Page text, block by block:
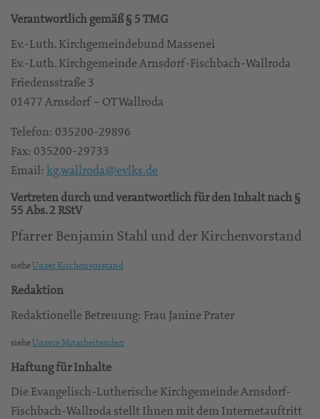
Verantwortlich gemäß § 5 TMG
Ev.-Luth. Kirchgemeindebund Massenei
Ev.-Luth. Kirchgemeinde Arnsdorf-Fischbach-Wallroda
Friedensstraße 3
01477 Arnsdorf – OT Wallroda
Telefon: 035200-29896
Fax: 035200-29733
Email: kg.wallroda@evlks.de
Vertreten durch und verantwortlich für den Inhalt nach §
55 Abs. 2 RStV
Pfarrer Benjamin Stahl und der Kirchenvorstand
sieheUnser Kirchenvorstand
Redaktion
Redaktionelle Betreuung: Frau Janine Prater
sieheUnsere Mitarbeitenden
Haftung für Inhalte
Die Evangelisch-Lutherische Kirchgemeinde Arnsdorf-
Fischbach-Wallroda stellt Ihnen mit dem Internetauftritt